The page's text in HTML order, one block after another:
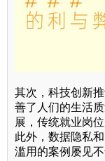
其次，科技创新
善了人们的生活
展，传统就业岗
此外，数据隐私
滥用的案例屡见不